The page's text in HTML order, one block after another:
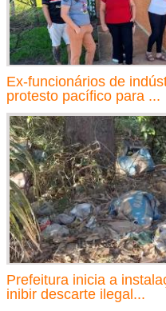
Ex-funcionários de
protesto pacífico para ...
Prefeitura inicia a
inibir descarte ilegal...